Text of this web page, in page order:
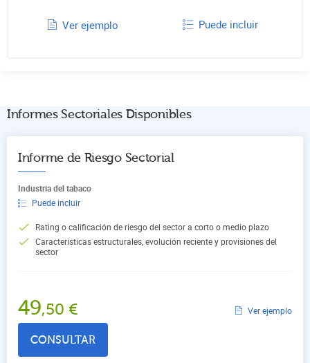
Ver ejemplo Puede incluir
Informes Sectoriales Disponibles
Informe de Riesgo Sectorial
Industria del tabaco
Puede incluir
Rating o calificación de riesgo del sector a corto o medio plazo
Características estructurales, evolución reciente y provisiones del
sector
49,50 € Ver ejemplo
CONSULTAR